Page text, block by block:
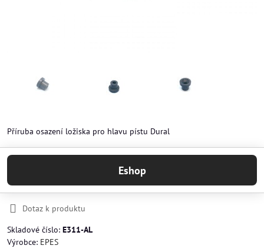
Příruba osazení ložiska pro hlavu pístu Dural
Eshop
Dotaz k produktu
Skladové číslo: E311-AL
Výrobce: EPES